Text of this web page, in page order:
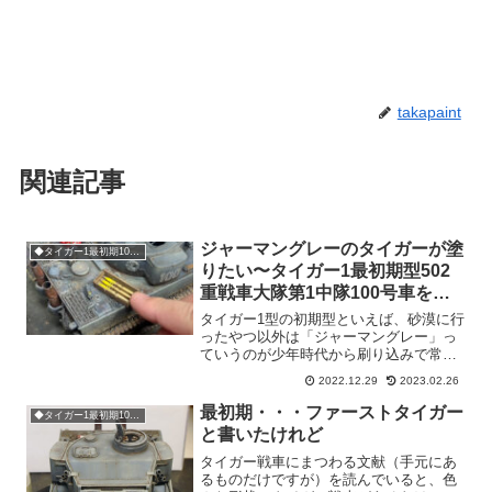
takapaint
関連記事
◆タイガー1最初期100号車
ジャーマングレーのタイガーが塗
りたい〜タイガー1最初期型502
重戦車大隊第1中隊100号車を作
る。
タイガー1型の初期型といえば、砂漠に行
ったやつ以外は「ジャーマングレー」っ
ていうのが少年時代から刷り込みで常識
だったのですが、最近の考証からすると
ジャーマングレー単色で塗られて戦場に
出たのは、最も初期のほんの数台だけ
で、しかもその後すぐに白...
2022.12.29 2023.02.26
◆タイガー1最初期100号車
最初期・・・ファーストタイガー
と書いたけれど
タイガー戦車にまつわる文献（手元にあ
るものだけですが）を読んでいると、色